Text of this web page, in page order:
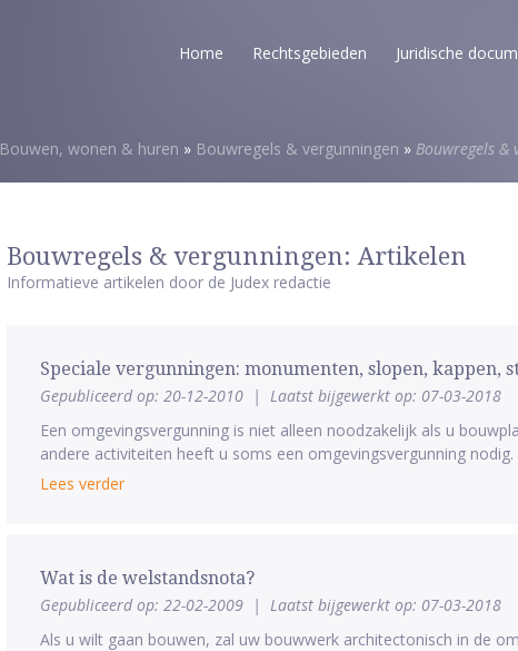
Home Rechtsgebieden Juridische
Bouwen, wonen & huren » Bouwregels & vergunningen » Bouwregels &
Bouwregels & vergunningen: Artikelen
Informatieve artikelen door de Judex redactie
Speciale vergunningen: monumenten, slopen, kappen,
Gepubliceerd op: 20-12-2010 | Laatst bijgewerkt op: 07-03-2018
Een omgevingsvergunning is niet alleen noodzakelijk als u
andere activiteiten heeft u soms een omgevingsvergunning nodig.
Lees verder
Wat is de welstandsnota?
Gepubliceerd op: 22-02-2009 | Laatst bijgewerkt op: 07-03-2018
Als u wilt gaan bouwen, zal uw bouwwerk architectonisch in de